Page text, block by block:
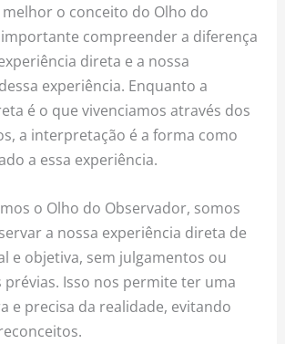
o conceito do Olho do
compreender a diferença
direta e a nossa
experiência. Enquanto a
é o que vivenciamos através dos
a interpretação é a forma como
a essa experiência.
o Olho do Observador, somos
a nossa experiência direta de
e objetiva, sem julgamentos ou
Isso nos permite ter uma
e precisa da realidade, evitando